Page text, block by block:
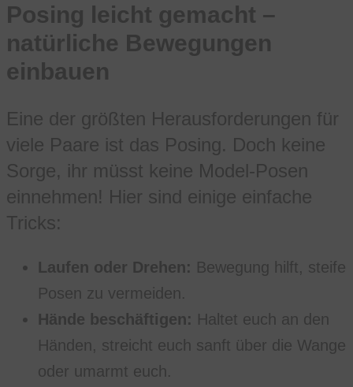
Posing leicht gemacht –
natürliche Bewegungen
einbauen
Eine der größten Herausforderungen für
viele Paare ist das Posing. Doch keine
Sorge, ihr müsst keine Model-Posen
einnehmen! Hier sind einige einfache
Tricks:
Laufen oder Drehen: Bewegung hilft, steife
Posen zu vermeiden.
Hände beschäftigen: Haltet euch an den
Händen, streicht euch sanft über die Wange
oder umarmt euch.